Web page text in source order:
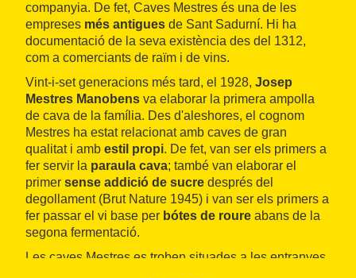
companyia. De fet, Caves Mestres és una de les
empreses més antigues de Sant Sadurní. Hi ha
documentació de la seva existència des del 1312,
com a comerciants de raïm i de vins.
Vint-i-set generacions més tard, el 1928, Josep
Mestres Manobens va elaborar la primera ampolla
de cava de la família. Des d'aleshores, el cognom
Mestres ha estat relacionat amb caves de gran
qualitat i amb estil propi. De fet, van ser els primers a
fer servir la paraula cava; també van elaborar el
primer sense addició de sucre després del
degollament (Brut Nature 1945) i van ser els primers a
fer passar el vi base per bótes de roure abans de la
segona fermentació.
Les caves Mestres es troben situades a les entranyes